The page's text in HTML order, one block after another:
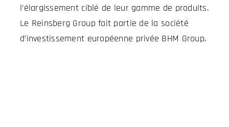
l’élargissement ciblé de leur gamme de produits.
Le Reinsberg Group fait partie de la société
d’investissement européenne privée BHM Group.